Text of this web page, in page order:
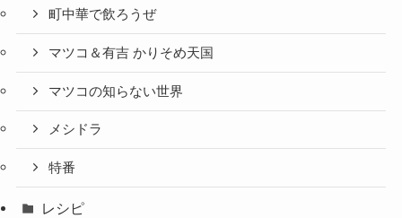
町中華で飲ろうぜ
マツコ＆有吉 かりそめ天国
マツコの知らない世界
メシドラ
特番
レシピ